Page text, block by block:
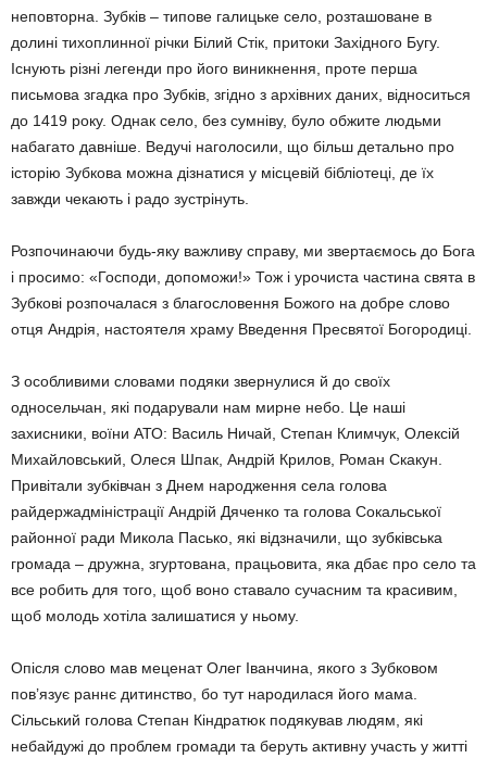
неповторна. Зубків – типове галицьке село, розташоване в
долині тихоплинної річки Білий Стік, притоки Західного Бугу.
Існують різні легенди про його виникнення, проте перша
письмова згадка про Зубків, згідно з архівних даних, відноситься
до 1419 року. Однак село, без сумніву, було обжите людьми
набагато давніше. Ведучі наголосили, що більш детально про
історію Зубкова можна дізнатися у місцевій бібліотеці, де їх
завжди чекають і радо зустрінуть.
Розпочинаючи будь-яку важливу справу, ми звертаємось до Бога
і просимо: «Господи, допоможи!» Тож і урочиста частина свята в
Зубкові розпочалася з благословення Божого на добре слово
отця Андрія, настоятеля храму Введення Пресвятої Богородиці.
З особливими словами подяки звернулися й до своїх
односельчан, які подарували нам мирне небо. Це наші
захисники, воїни АТО: Василь Ничай, Степан Климчук, Олексій
Михайловський, Олеся Шпак, Андрій Крилов, Роман Скакун.
Привітали зубківчан з Днем народження села голова
райдержадміністрації Андрій Дяченко та голова Сокальської
районної ради Микола Пасько, які відзначили, що зубківська
громада – дружна, згуртована, працьовита, яка дбає про село та
все робить для того, щоб воно ставало сучасним та красивим,
щоб молодь хотіла залишатися у ньому.
Опісля слово мав меценат Олег Іванчина, якого з Зубковом
пов’язує раннє дитинство, бо тут народилася його мама.
Cільський голова Степан Кіндратюк подякував людям, які
небайдужі до проблем громади та беруть активну участь у житті